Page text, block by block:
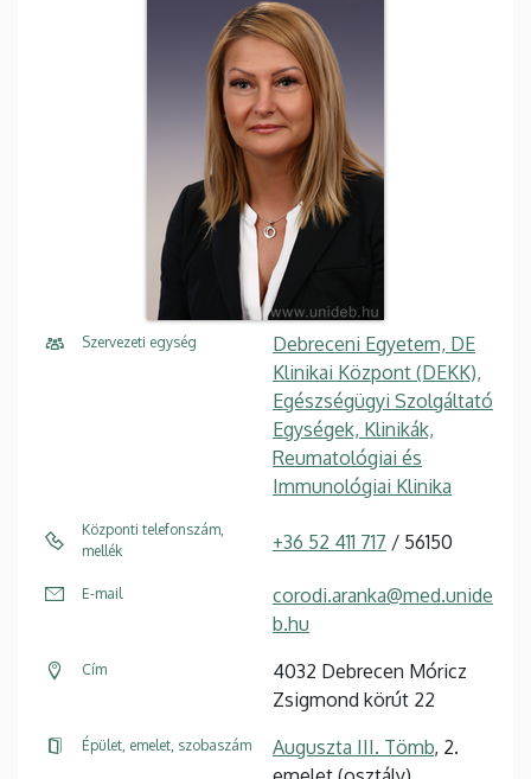
Szervezeti egység
Debreceni Egyetem, DE
Klinikai Központ (DEKK),
Egészségügyi Szolgáltató
Egységek, Klinikák,
Reumatológiai és
Immunológiai Klinika
Központi telefonszám,
mellék
+36 52 411 717 / 56150
E-mail
corodi.aranka@med.unide
b.hu
Cím
4032 Debrecen Móricz
Zsigmond körút 22
Épület, emelet, szobaszám Auguszta III. Tömb, 2.